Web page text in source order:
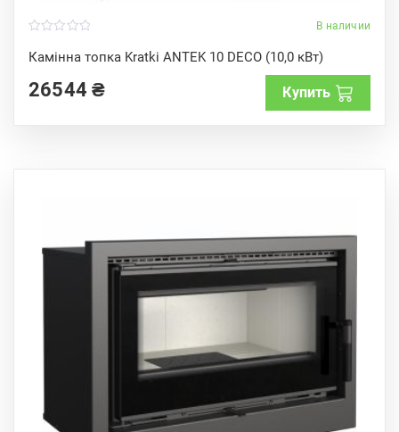
В наличии
Камінна топка Kratki ANTEK 10 DECO (10,0 кВт)
o
u
o
f
26544₴ Купить